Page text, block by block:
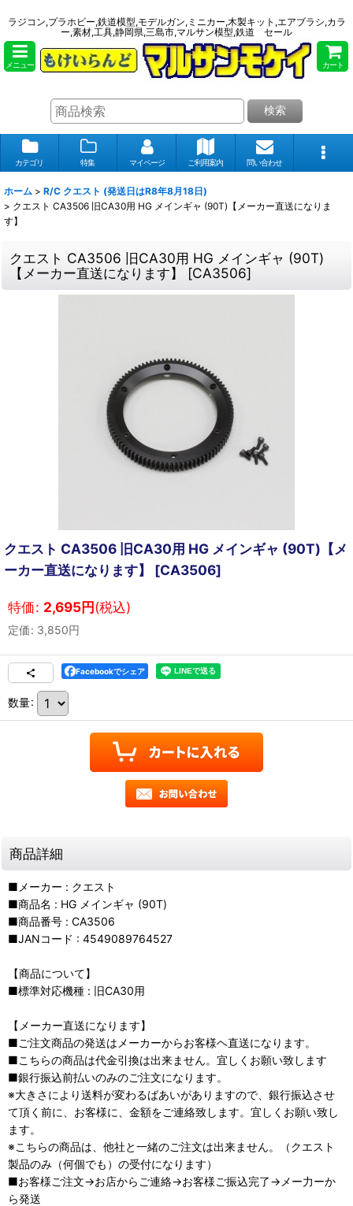
ラジコン,プラホビー,鉄道模型,モデルガン,ミニカー,木製キット,エアブラシ,カラ
ー,素材,工具,静岡県,三島市,マルサン模型,鉄道 セール
メニュー カート
検索
カテゴリ 特集 マイページ ご利用案内 問い合わせ
ホーム > R/C クエスト (発送日はR8年8月18日)
> クエスト CA3506 旧CA30用 HG メインギャ (90T)【メーカー直送になりま
す】
クエスト CA3506 旧CA30用 HG メインギャ (90T)
【メーカー直送になります】
[CA3506]
クエスト CA3506 旧CA30用 HG メインギャ (90T)【メ
ーカー直送になります】
[CA3506]
特価: 2,695円(税込)
定価: 3,850円
Facebookでシェア
数量:
商品詳細
■メーカー : クエスト
■商品名 : HG メインギャ (90T)
■商品番号 : CA3506
■JANコード : 4549089764527
【商品について】
■標準対応機種 : 旧CA30用
【メーカー直送になります】
■ご注文商品の発送はメーカーからお客様ヘ直送になります。
■こちらの商品は代金引換は出来ません。宜しくお願い致します
■銀行振込前払いのみのご注文になります。
※大きさにより送料が変わるばあいがありますので、銀行振込させ
て頂く前に、お客様に、金額をご連絡致します。宜しくお願い致し
ます。
※こちらの商品は、他社と一緒のご注文は出来ません。（クエスト
製品のみ（何個でも）の受付になります）
■お客様ご注文→お店からご連絡→お客様ご振込完了→メー力ーか
ら発送